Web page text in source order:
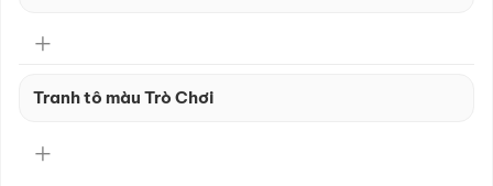
Tranh tô màu Trò Chơi